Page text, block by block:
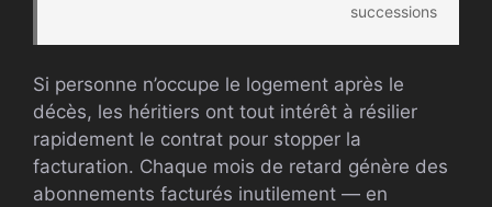
successions
Si personne n’occupe le logement après le
décès, les héritiers ont tout intérêt à résilier
rapidement le contrat pour stopper la
facturation. Chaque mois de retard génère des
abonnements facturés inutilement — en